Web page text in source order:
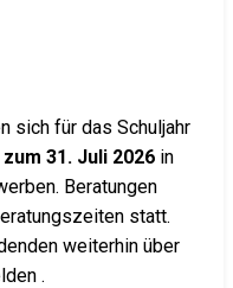
sich für das Schuljahr
31. Juli 2026 in
Beratungen
statt.
weiterhin über
.